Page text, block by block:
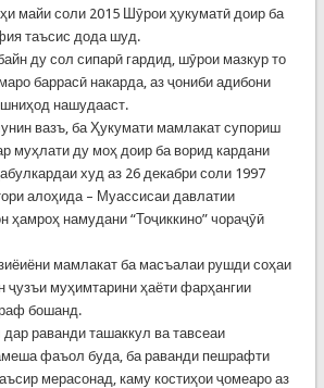
майи соли 2015 Шӯрои ҳукуматӣ доир ба
таъсис дода шуд.
ду сол сипарӣ гардид, шӯрои мазкур то
баррасӣ накарда, аз ҷониби адибони
нашудааст.
вазъ, ба Ҳукумати мамлакат супориш
муҳлати ду моҳ доир ба ворид кардани
худ аз 26 декабри соли 1997
алоҳида – Муассисаи давлатии
ҳамроҳ намудани “Тоҷиккино” чораҷӯӣ
мамлакат ба масъалаи рушди соҳаи
ҷузъи муҳимтарини ҳаёти фарҳангии
бошанд.
раванди ташаккул ва тавсеаи
фаъол буда, ба раванди пешрафти
мерасонад, каму костиҳои ҷомеаро аз